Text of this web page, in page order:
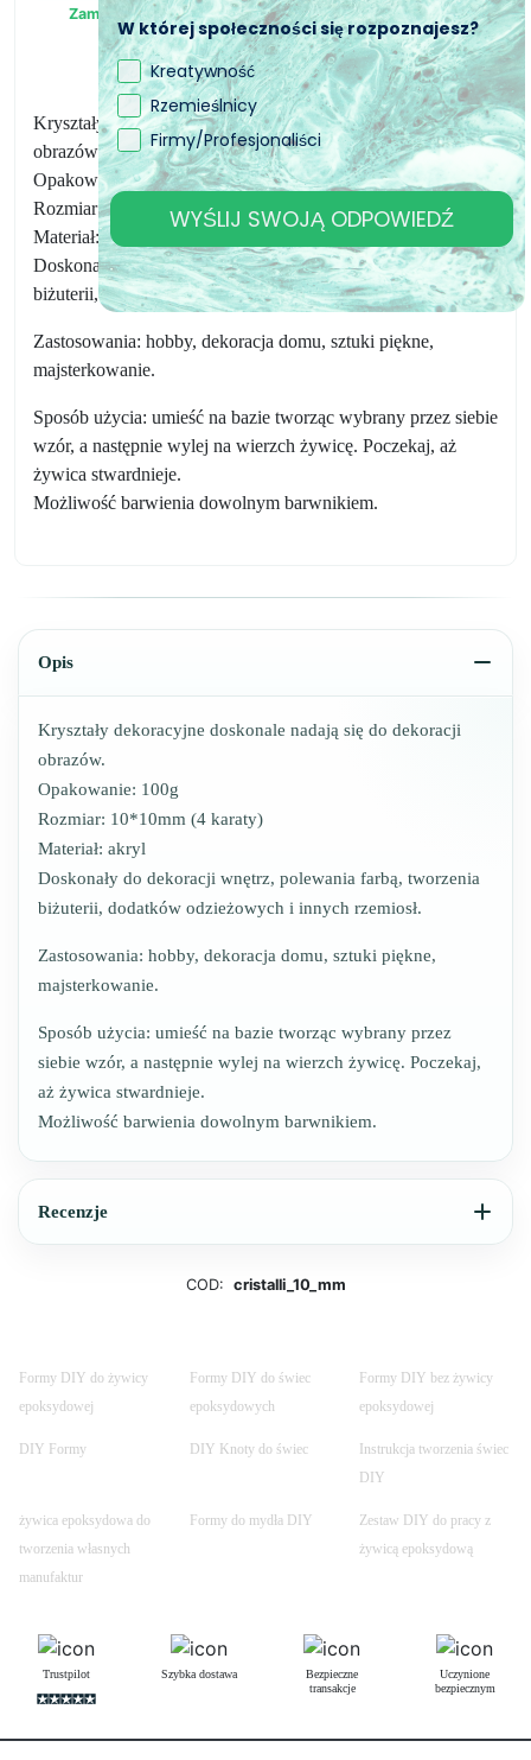
Zamówiony
11. sie
Zamówienie wysłane
13. sie
Przewidywany czas
dostawy
Kryształy dekoracyjne doskonale nadają się do dekoracji
obrazów.
Opakowanie: 100g
Rozmiar: 10*10mm (4 karaty)
Materiał: akryl
Doskonały do ​​dekoracji wnętrz, polewania farbą, tworzenia
biżuterii, dodatków odzieżowych i innych rzemiosł.
Zastosowania: hobby, dekoracja domu, sztuki piękne,
majsterkowanie.
Sposób użycia: umieść na bazie tworząc wybrany przez siebie
wzór, a następnie wylej na wierzch żywicę. Poczekaj, aż
żywica stwardnieje.
Możliwość barwienia dowolnym barwnikiem.
Opis
Kryształy dekoracyjne doskonale nadają się do dekoracji
obrazów.
Opakowanie: 100g
Rozmiar: 10*10mm (4 karaty)
Materiał: akryl
Doskonały do ​​dekoracji wnętrz, polewania farbą, tworzenia
biżuterii, dodatków odzieżowych i innych rzemiosł.
Zastosowania: hobby, dekoracja domu, sztuki piękne,
majsterkowanie.
Sposób użycia: umieść na bazie tworząc wybrany przez
siebie wzór, a następnie wylej na wierzch żywicę. Poczekaj,
aż żywica stwardnieje.
Możliwość barwienia dowolnym barwnikiem.
Recenzje
COD: cristalli_10_mm
Formy DIY do żywicy
epoksydowej
Formy DIY do świec
epoksydowych
Formy DIY bez żywicy
epoksydowej
DIY Formy DIY Knoty do świec
Instrukcja tworzenia świec
DIY
żywica epoksydowa do
tworzenia własnych
manufaktur
Formy do mydła DIY
Zestaw DIY do pracy z
żywicą epoksydową
Trustpilot Szybka dostawa
Bezpieczne
transakcje
Uczynione
bezpiecznym
W której społeczności się rozpoznajesz?
Kreatywność
Rzemieślnicy
Firmy/Profesjonaliści
WYŚLIJ SWOJĄ ODPOWIEDŹ